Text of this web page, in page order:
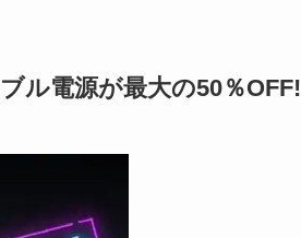
ル電源が最大の50％OFF!